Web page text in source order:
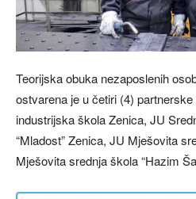
Teorijska obuka nezaposlenih
ostvarena je u četiri (4)
industrijska škola Zenica, JU
“Mladost” Zenica, JU Mješovita
Mješovita srednja škola “Hazim